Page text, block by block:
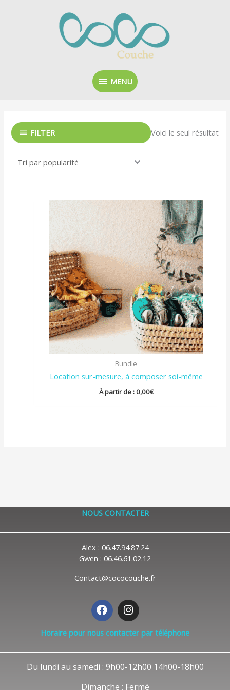
MENU
MENU
FILTER Voici le seul résultat
Bundle
Location sur-mesure, à composer soi-même
À partir de :0,00€
NOUS CONTACTER
Alex : 06.47.94.87.24
Gwen : 06.46.61.02.12
Contact@cococouche.fr
F
a
c
e
o
I
n
s
t
r
Horaire pour nous contacter par téléphone
Du lundi au samedi : 9h00-12h00 14h00-18h00
Dimanche : Fermé